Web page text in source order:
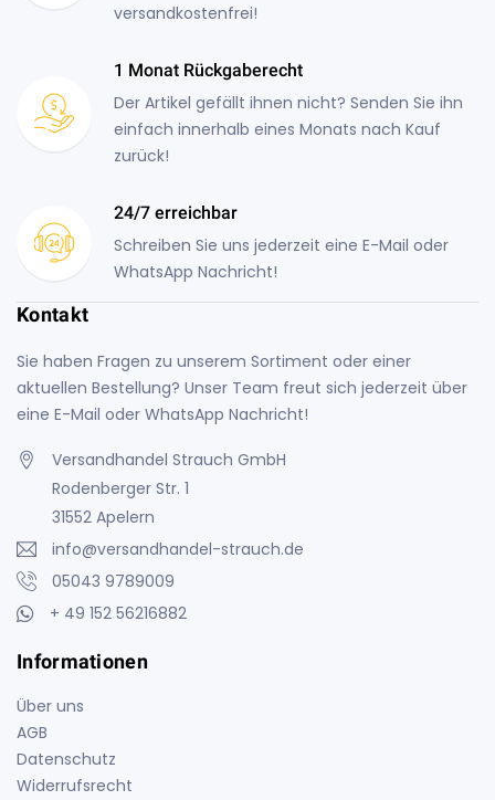
versandkostenfrei!
1 Monat Rückgaberecht
Der Artikel gefällt ihnen nicht? Senden Sie ihn
einfach innerhalb eines Monats nach Kauf
zurück!
24/7 erreichbar
Schreiben Sie uns jederzeit eine E-Mail oder
WhatsApp Nachricht!
Kontakt
Sie haben Fragen zu unserem Sortiment oder einer
aktuellen Bestellung? Unser Team freut sich jederzeit über
eine E-Mail oder WhatsApp Nachricht!
Versandhandel Strauch GmbH
Rodenberger Str. 1
31552 Apelern
info@versandhandel-strauch.de
05043 9789009
+ 49 152 56216882
Informationen
Über uns
AGB
Datenschutz
Widerrufsrecht